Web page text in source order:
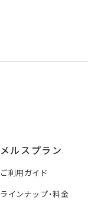
メルスプラン
ご利用ガイド
ラインナップ・料金